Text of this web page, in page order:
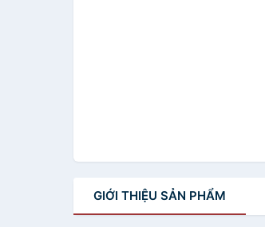
GIỚI THIỆU SẢN PHẨM